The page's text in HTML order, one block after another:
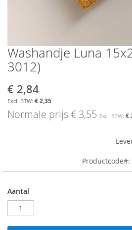
Ga
naar
het
van
de
afbeeldingen-
gallerij
Washandje Luna
3012)
Aanbiedingsprijs
€ 2,84
€ 2,35
Normale prijs€ 3,55 €
Productcode
Aantal